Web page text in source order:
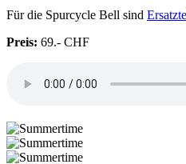
Für die Spurcycle Bell sind
Preis: 69.- CHF